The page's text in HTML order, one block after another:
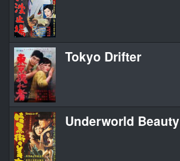
Tokyo Drifter
Underworld Beauty